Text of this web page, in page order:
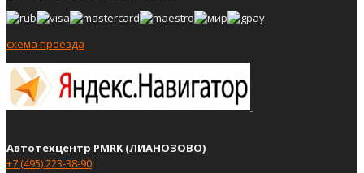
схема проезда
Автотехцентр PMRK (ЛИАНОЗОВО)
+7 (495) 223-38-90